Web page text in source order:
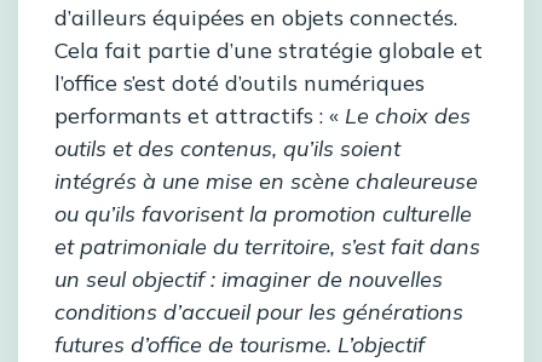
d’ailleurs équipées en objets connectés.
Cela fait partie d’une stratégie globale et
l’office s’est doté d’outils numériques
performants et attractifs : « Le choix des
outils et des contenus, qu’ils soient
intégrés à une mise en scène chaleureuse
ou qu’ils favorisent la promotion culturelle
et patrimoniale du territoire, s’est fait dans
un seul objectif : imaginer de nouvelles
conditions d’accueil pour les générations
futures d’office de tourisme. L’objectif